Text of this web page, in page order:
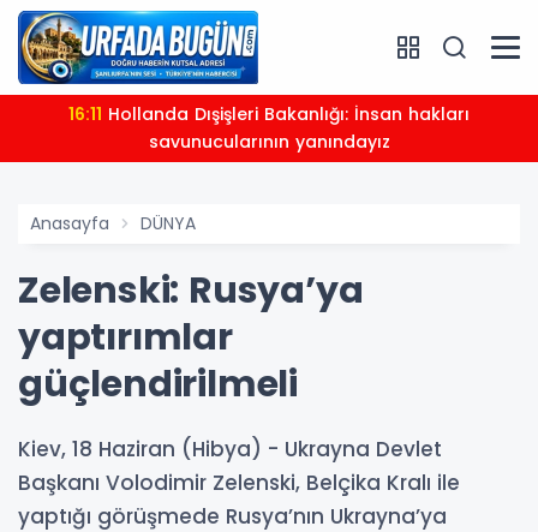
16:11
savunucularının yanındayız
Anasayfa DÜNYA
Zelenski: Rusya’ya
yaptırımlar
güçlendirilmeli
Kiev, 18 Haziran (Hibya) - Ukrayna Devlet
Başkanı Volodimir Zelenski, Belçika Kralı ile
yaptığı görüşmede Rusya’nın Ukrayna’ya